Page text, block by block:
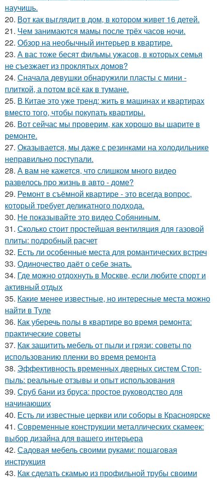
научишь.
20. Вот как выглядит в дом, в котором живет 16 детей.
21. Чем занимаются мамы после трёх часов ночи.
22. Обзор на необычный интерьер в квартире.
23. А вас тоже бесят фильмы ужасов, в которых семья
не съезжает из проклятых домов?
24. Сначала девушки обнаружили пласты с мини -
плиткой, а потом всё как в тумане.
25. В Китае это уже тренд: жить в машинах и квартирах
вместо того, чтобы покупать квартиры.
26. Вот сейчас мы проверим, как хорошо вы шарите в
ремонте.
27. Оказывается, мы даже с резинками на холодильнике
неправильно поступали.
28. А вам не кажется, что слишком много видео
развелось про жизнь в авто - доме?
29. Ремонт в съёмной квартире - это всегда вопрос,
который требует деликатного подхода.
30. Не показывайте это видео Собяниным.
31. Сколько стоит простейшая вентиляция для газовой
плиты: подробный расчет
32. Есть ли особенные места для романтических встреч
33. Одиночество даёт о себе знать.
34. Где можно отдохнуть в Москве, если любите спорт и
активный отдых
35. Какие менее известные, но интересные места можно
найти в Туле
36. Как уберечь полы в квартире во время ремонта:
практические советы
37. Как защитить мебель от пыли и грязи: советы по
использованию пленки во время ремонта
38. Эффективность временных дверных систем Стоп-
пыль: реальные отзывы и опыт использования
39. Сруб бани из бруса: простое руководство для
начинающих
40. Есть ли известные церкви или соборы в Красноярске
41. Современные конструкции металлических скамеек:
выбор дизайна для вашего интерьера
42. Садовая мебель своими руками: пошаговая
инструкция
43. Как сделать скамью из профильной трубы своими